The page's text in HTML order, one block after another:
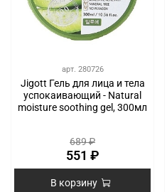
арт. 280726
Jigott Гель для лица и тела
успокаивающий - Natural
moisture soothing gel, 300мл
689 ₽
551 ₽
В корзину